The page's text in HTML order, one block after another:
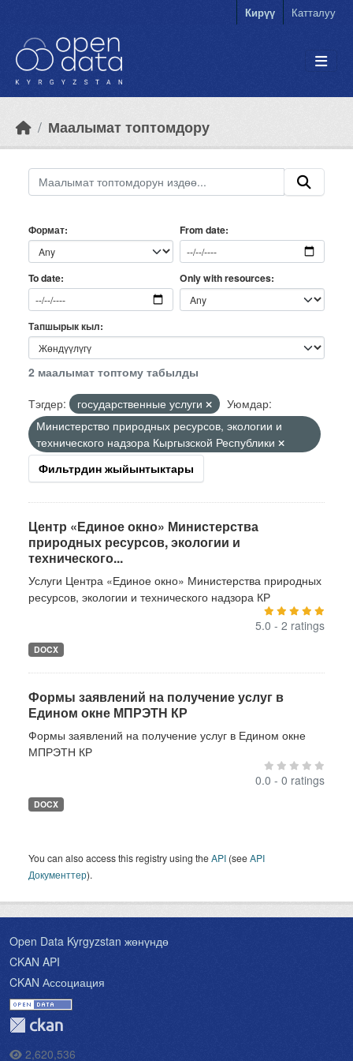
Кирүү Катталуу
Маалымат топтомдору
Формат From date
To date Only with resources
Тапшырык кыл
2 маалымат топтому табылды
Тэгдер:
государственные услуги
Уюмдар:
Министерство природных ресурсов, экологии и
технического надзора Кыргызской Республики
Фильтрдин жыйынтыктары
Центр «Единое окно» Министерства
природных ресурсов, экологии и
технического...
Услуги Центра «Единое окно» Министерства природных
ресурсов, экологии и технического надзора КР
5.0 - 2 ratings
DOCX
Формы заявлений на получение услуг в
Едином окне МПРЭТН КР
Формы заявлений на получение услуг в Едином окне
МПРЭТН КР
0.0 - 0 ratings
DOCX
You can also access this registry using theAPI (seeAPI
Документтер).
Open Data Kyrgyzstan жөнүндө
CKAN API
CKAN Ассоциация
2,620,536